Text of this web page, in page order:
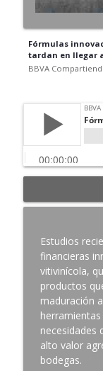
Fórmulas
tardan en llegar
BBVA
pasó
La
BBVA
Estudios
financieras
vitivinícola,
productos
maduración
necesidades
alto valor
bodegas.